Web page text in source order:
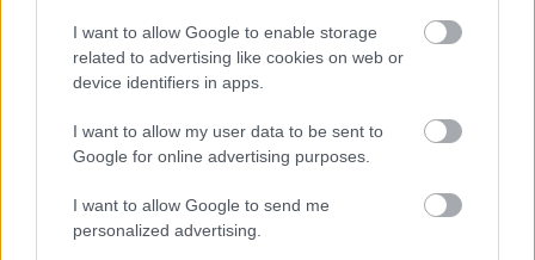
I want to allow Google to enable storage
related to advertising like cookies on web or
device identifiers in apps.
I want to allow my user data to be sent to
Google for online advertising purposes.
I want to allow Google to send me
personalized advertising.
Megosztás